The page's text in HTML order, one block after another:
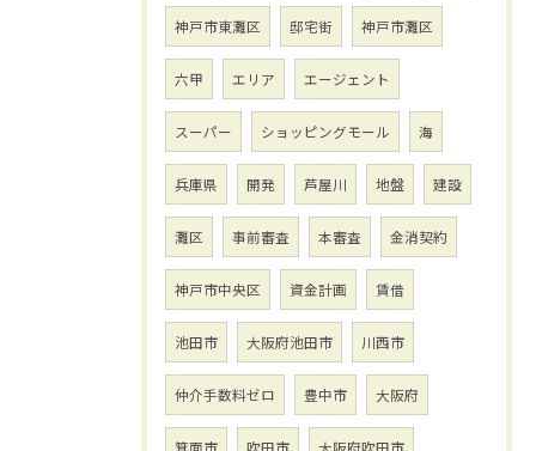
神戸市東灘区 邸宅街 神戸市灘区
六甲 エリア エージェント
スーパー ショッピングモール 海
兵庫県 開発 芦屋川 地盤 建設
灘区 事前審査 本審査 金消契約
神戸市中央区 資金計画 賃借
池田市 大阪府池田市 川西市
仲介手数料ゼロ 豊中市 大阪府